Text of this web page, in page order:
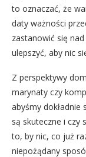
to oznaczać, że
daty ważności
zastanowić się
ulepszyć, aby nic
Z perspektywy
marynaty czy
abyśmy dokładnie
są skuteczne i czy
to, by nic, co już
niepożądany